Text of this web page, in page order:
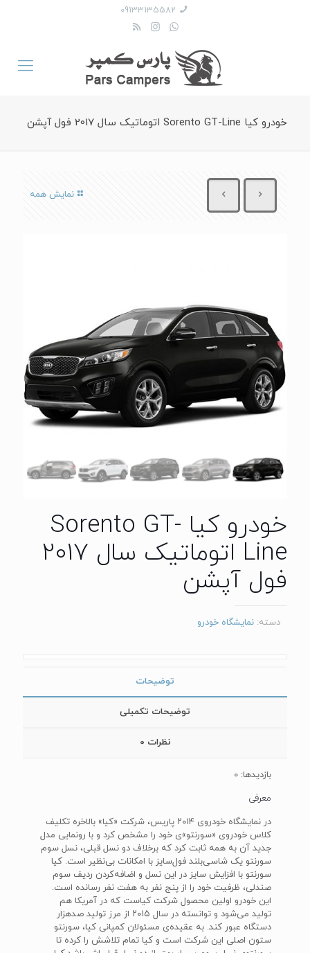
09133135582
خودرو کیا Sorento GT-Line اتوماتیک سال 2017 فول آپشن
نمایش همه
خودرو کیا Sorento GT-
Line اتوماتیک سال 2017
فول آپشن
دسته: نمایشگاه خودرو
توضیحات
توضیحات تکمیلی
نظرات 0
بازدیدها: 0
معرفی
در نمایشگاه خودروی ۲۰۱۴ پاریس، شرکت «کیا» بالاخره تکلیف
کلاس خودروی «سورنتو»ی خود را مشخص کرد و با رونمایی مدل
جدید آن به همه ثابت کرد که برخلاف دو نسل قبلی، نسل سوم
سورنتو یک شاسی‌بلند فول‌سایز با امکانات بی‌نظیر است. کیا
سورنتو با افزایش سایز در این نسل و اضافه‌کردن‌‌ ردیف سوم
صندلی، ظرفیت خود را از پنج نفر به هفت نفر رسانده است.
این خودرو اولین محصول شرکت کیاست که در آمریکا هم
تولید می‌شود و توانسته در سال ۲۰۱۵ از مرز تولید صدهزار
دستگاه عبور کند. به عقیده‌ی مسئولان کمپانی کیا، سورنتو
ستون اصلی این شرکت است و کیا تمام تلاشش را کرده تا